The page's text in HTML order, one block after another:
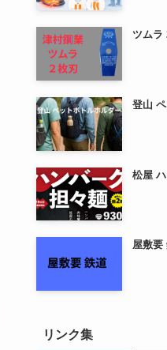
ツムラ
登山
松屋
屋敷要
リンク集